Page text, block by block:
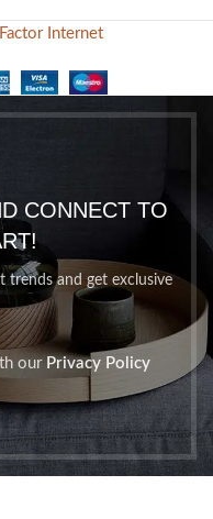
Internet
CONNECT TO
trends and get exclusive
our Privacy Policy